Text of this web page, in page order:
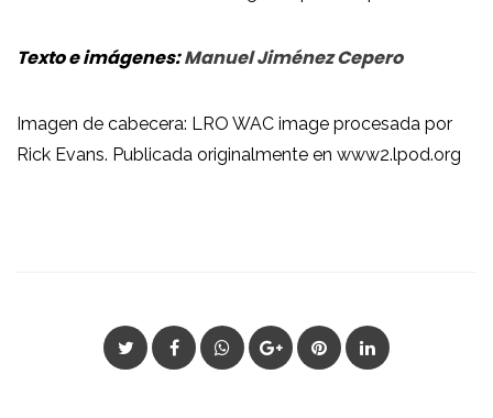
Texto e imágenes:Manuel Jiménez Cepero
Imagen de cabecera: LRO WAC image procesada por
Rick Evans. Publicada originalmente en www2.lpod.org